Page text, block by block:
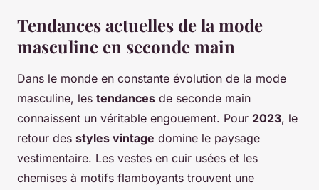
Tendances actuelles de la mode
masculine en seconde main
Dans le monde en constante évolution de la mode
masculine, les tendances de seconde main
connaissent un véritable engouement. Pour 2023, le
retour des styles vintage domine le paysage
vestimentaire. Les vestes en cuir usées et les
chemises à motifs flamboyants trouvent une